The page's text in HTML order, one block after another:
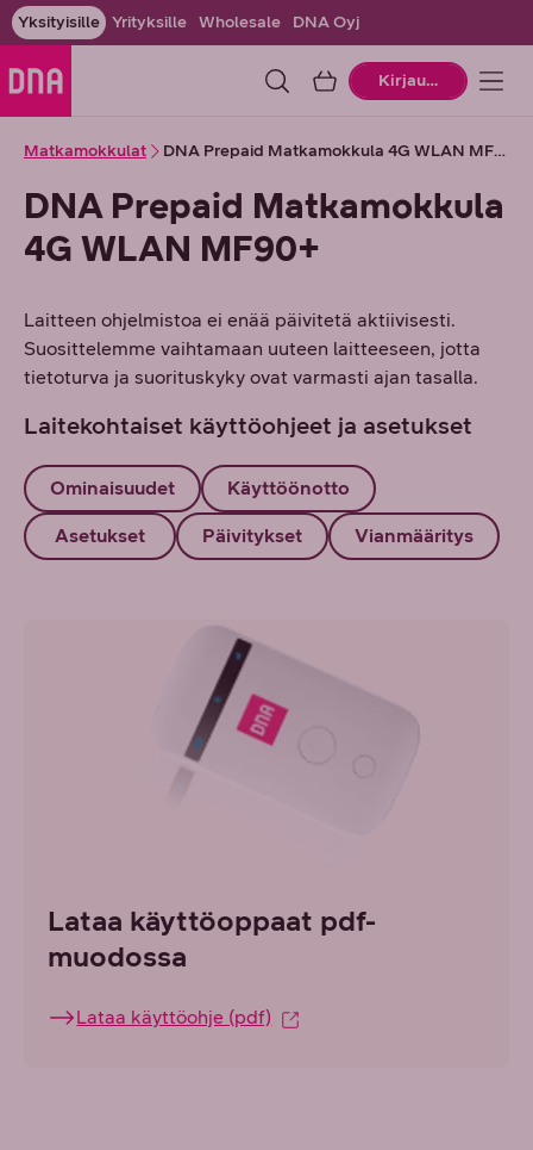
Yksityisille Yrityksille Wholesale DNA Oyj
OstoskoriKirjaudu
Matkamokkulat DNA Prepaid Matkamokkula 4G WLAN MF90+
DNA Prepaid Matkamokkula
4G WLAN MF90+
Laitteen ohjelmistoa ei enää päivitetä aktiivisesti.
Suosittelemme vaihtamaan uuteen laitteeseen, jotta
tietoturva ja suorituskyky ovat varmasti ajan tasalla.
Laitekohtaiset käyttöohjeet ja asetukset
Ominaisuudet Käyttöönotto
Asetukset Päivitykset Vianmääritys
Lataa käyttöoppaat pdf-
muodossa
Lataa käyttöohje (pdf)